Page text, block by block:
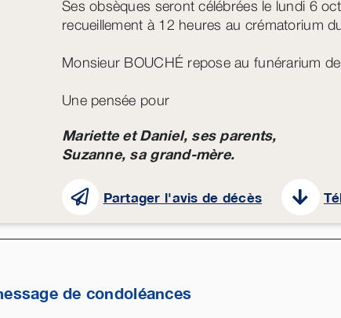
Ses obsèques seront célébrées le lundi 6
recueillement à 12 heures au crématorium
Monsieur BOUCHÉ repose au funérarium
Une pensée pour
Mariette et Daniel, ses parents,
Suzanne, sa grand-mère.
Partager l'avis de décès
de condoléances